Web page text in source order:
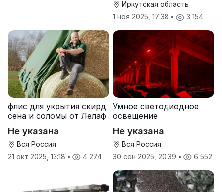
Иркутская область
1 ноя 2025, 17:38 • 3 154
флис для укрытия скирд
сена и соломы от Лелаф
Не указана
Вся Россия
21 окт 2025, 13:18 • 4 274
Умное светодиодное
освещение
Не указана
Вся Россия
30 сен 2025, 20:39 • 6 552